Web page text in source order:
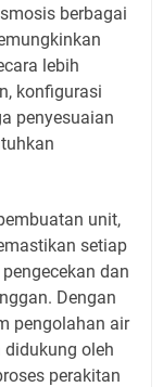
berbagai
lebih
konfigurasi
penyesuaian
unit,
setiap
dan
Dengan
pengolahan air
oleh
perakitan